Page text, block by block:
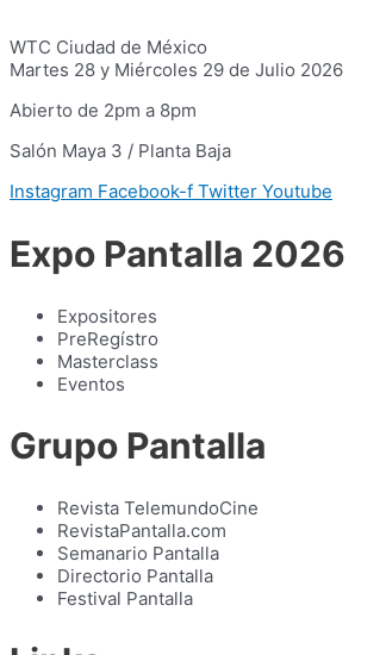
WTC Ciudad de México
Martes 28 y Miércoles 29 de Julio 2026
Abierto de 2pm a 8pm
Salón Maya 3 / Planta Baja
Instagram Facebook-f Twitter Youtube
Expo Pantalla 2026
Expositores
PreRegístro
Masterclass
Eventos
Grupo Pantalla
Revista TelemundoCine
RevistaPantalla.com
Semanario Pantalla
Directorio Pantalla
Festival Pantalla